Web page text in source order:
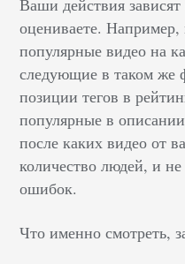
Ваши действия
оцениваете.
популярные видео на
следующие в таком же
позиции тегов в
популярные в
после каких видео от
количество людей, и
ошибок.
Что именно смотреть,